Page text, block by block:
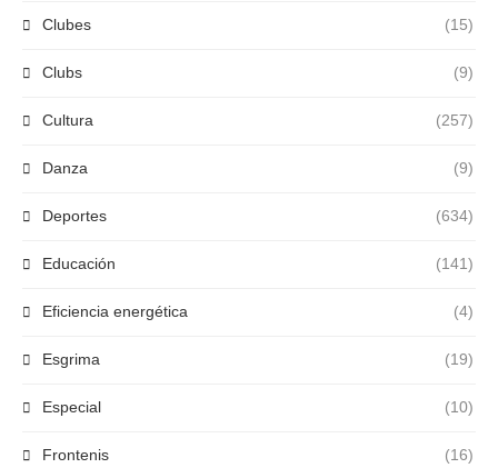
Clubes (15)
Clubs (9)
Cultura (257)
Danza (9)
Deportes (634)
Educación (141)
Eficiencia energética (4)
Esgrima (19)
Especial (10)
Frontenis (16)